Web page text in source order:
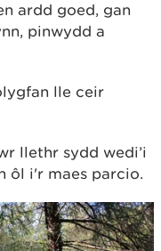
ardd goed, gan
pinwydd a
lle ceir
llethr sydd wedi’i
ôl i'r maes parcio.